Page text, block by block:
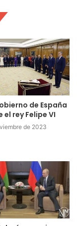
de España
el rey Felipe VI
de 2023